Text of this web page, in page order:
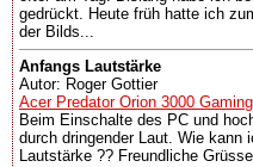
gedrückt. Heute früh hatte ich
der Bilds...
Anfangs Lautstärke
Autor: Roger Gottier
Acer Predator Orion 3000
Beim Einschalte des PC und
durch dringender Laut. Wie kann
Lautstärke ?? Freundliche